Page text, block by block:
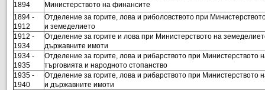
1894
Министерството на финансите
1894 -
1912
Отделение за горите, лова и риболовството при
и земеделието
1912 -
1934
Отделение за горите и лова при Министерството на
държавните имоти
1934 -
1935
Отделение за горите, лова и рибарството при Министерството
търговията и народното стопанство
1935 -
1940
Отделение за горите, лова и рибарството при Министерството
и държавните имоти